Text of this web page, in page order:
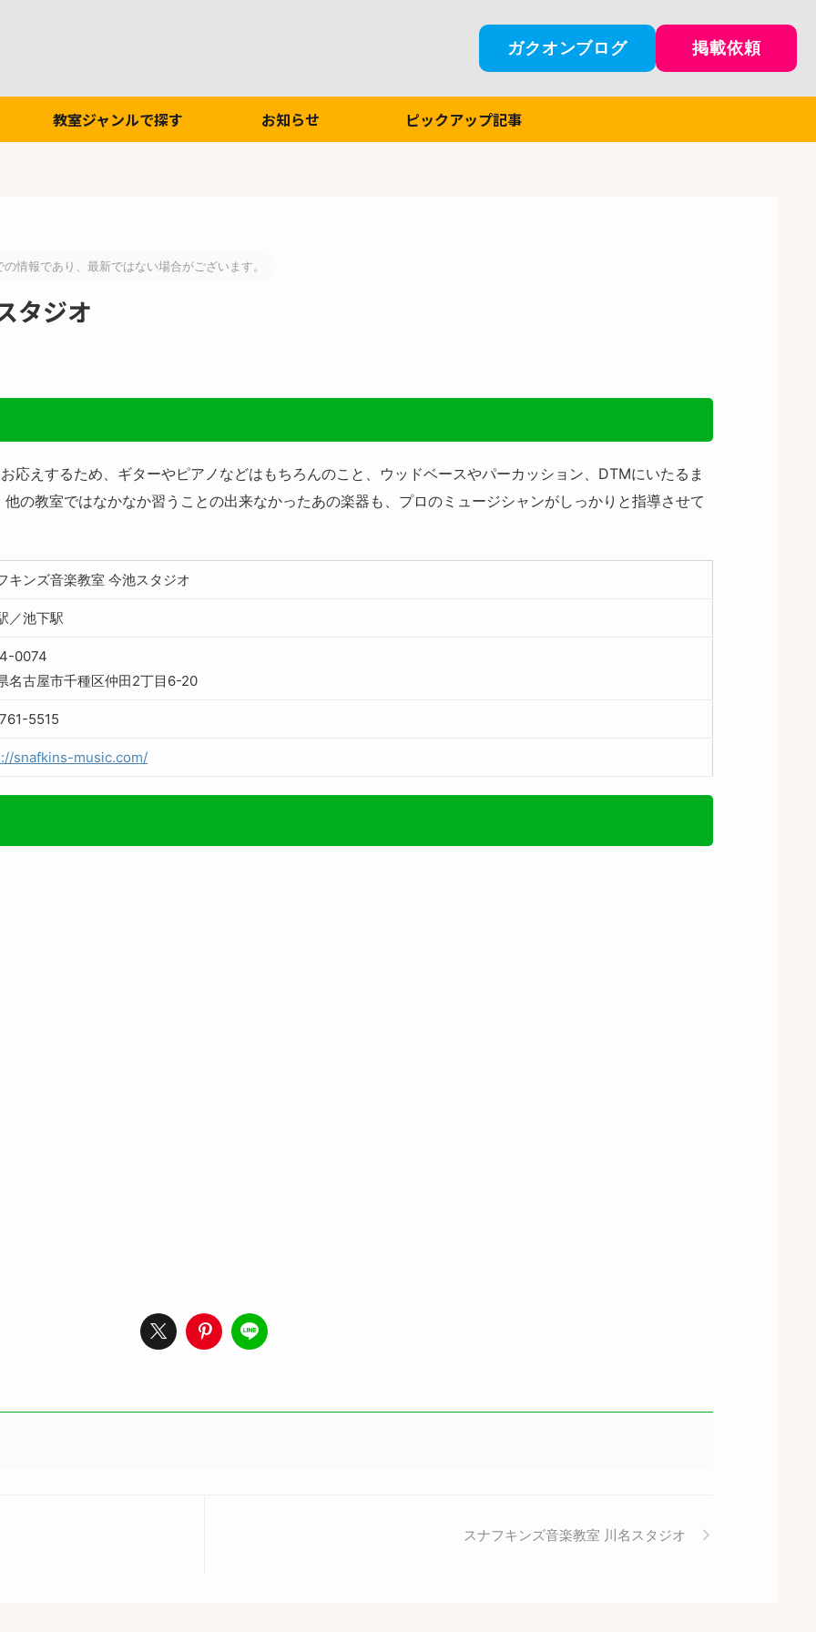
ガクオンブログ 掲載依頼
教室ジャンルで探す お知らせ ピックアップ記事
情報であり、最新ではない場合がございます。
タジオ
応えするため、ギターやピアノなどはもちろんのこと、ウッドベースやパーカッション、DTMにいたるま
の教室ではなかなか習うことの出来なかったあの楽器も、プロのミュージシャンがしっかりと指導させて
キンズ音楽教室 今池スタジオ
／池下駅
0074
名古屋市千種区仲田2丁目6-20
5515
snafkins-music.com/
スナフキンズ音楽教室 川名スタジオ